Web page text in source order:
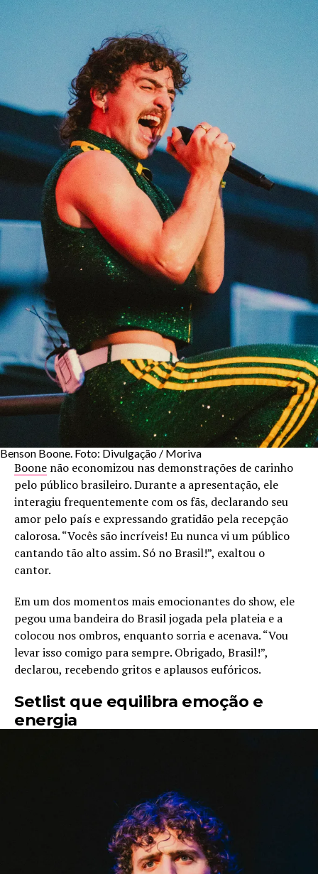
Benson Boone. Foto: Divulgação / Moriva
Boone não economizou nas demonstrações de carinho
pelo público brasileiro. Durante a apresentação, ele
interagiu frequentemente com os fãs, declarando seu
amor pelo país e expressando gratidão pela recepção
calorosa. “Vocês são incríveis! Eu nunca vi um público
cantando tão alto assim. Só no Brasil!”, exaltou o
cantor.
Em um dos momentos mais emocionantes do show, ele
pegou uma bandeira do Brasil jogada pela plateia e a
colocou nos ombros, enquanto sorria e acenava. “Vou
levar isso comigo para sempre. Obrigado, Brasil!”,
declarou, recebendo gritos e aplausos eufóricos.
Setlist que equilibra emoção e
energia